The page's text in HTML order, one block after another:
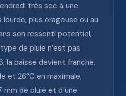
très sec à une
plus orageuse ou au
son ressenti potentiel,
de pluie n’est pas
la baisse devient franche,
et 26°C en maximale,
de pluie et d’une